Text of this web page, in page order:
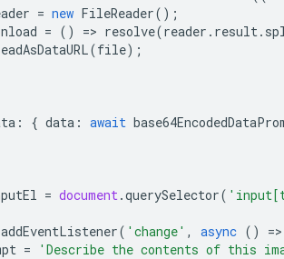
= new FileReader();
= () => resolve(reader . result.
(file);
: { data : await
= document.querySelector(
addEventListener( 'change' , async () =>
= 'Describe the contents of this